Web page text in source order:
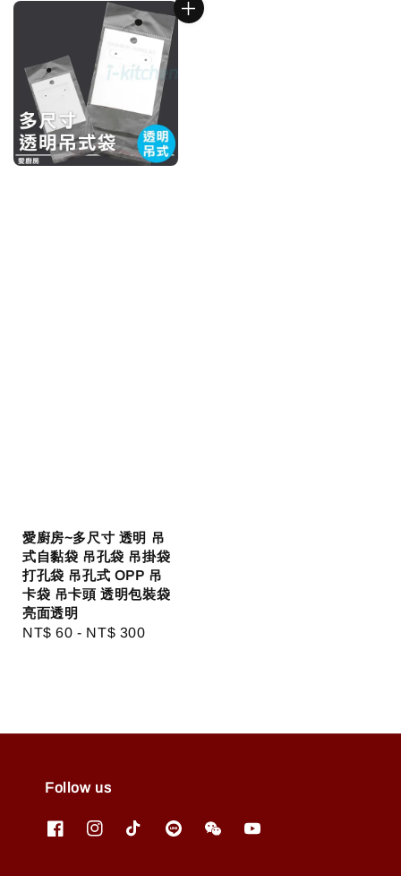
愛廚房~多尺寸 透明 吊
式自黏袋 吊孔袋 吊掛袋
打孔袋 吊孔式 OPP 吊
卡袋 吊卡頭 透明包裝袋
亮面透明
Regular
NT$ 60 - NT$ 300
Follow us